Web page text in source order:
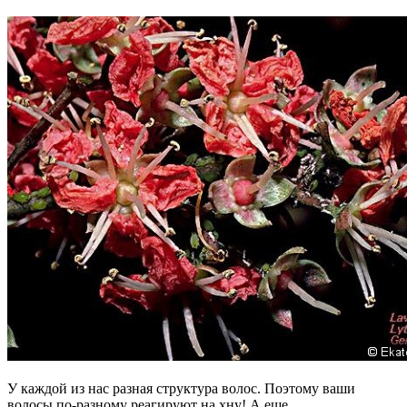
У каждой из нас разная структура волос. Поэтому ваши